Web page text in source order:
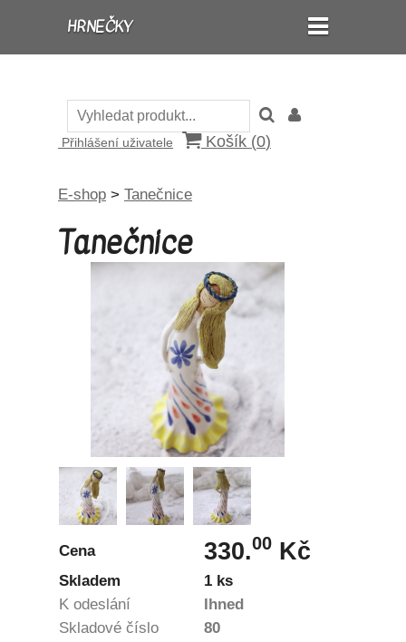
HRNEČKY
Přihlášení uživatele Košík (0)
E-shop > Tanečnice
Tanečnice
Cena 330.00 Kč
Skladem
1 ks
K odeslání
Ihned
Skladové číslo
80